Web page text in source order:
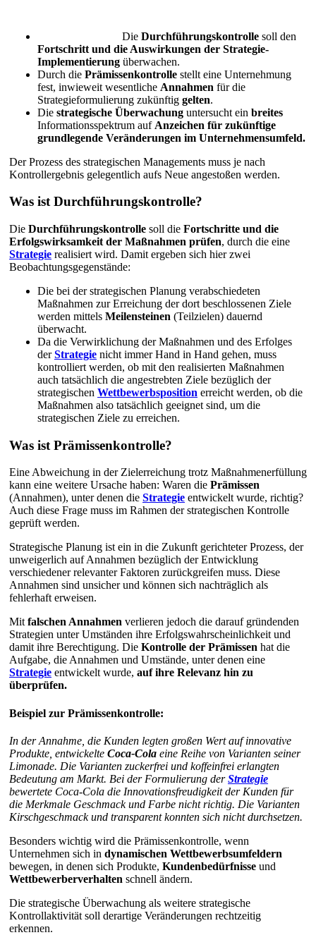
Die Durchführungskontrolle soll den
Fortschritt und die Auswirkungen der Strategie-
Implementierung überwachen.
Durch die Prämissenkontrolle stellt eine Unternehmung
fest, inwieweit wesentliche Annahmen für die
Strategieformulierung zukünftig gelten.
Die strategische Überwachung untersucht ein breites
Informationsspektrum auf Anzeichen für zukünftige
grundlegende Veränderungen im Unternehmensumfeld.
Der Prozess des strategischen Managements muss je nach
Kontrollergebnis gelegentlich aufs Neue angestoßen werden.
Was ist Durchführungskontrolle?
Die Durchführungskontrolle soll die Fortschritte und die
Erfolgswirksamkeit der Maßnahmen prüfen, durch die eine
Strategie realisiert wird. Damit ergeben sich hier zwei
Beobachtungsgegenstände:
Die bei der strategischen Planung verabschiedeten
Maßnahmen zur Erreichung der dort beschlossenen Ziele
werden mittels Meilensteinen (Teilzielen) dauernd
überwacht.
Da die Verwirklichung der Maßnahmen und des Erfolges
derStrategie nicht immer Hand in Hand gehen, muss
kontrolliert werden, ob mit den realisierten Maßnahmen
auch tatsächlich die angestrebten Ziele bezüglich der
strategischen Wettbewerbsposition erreicht werden, ob die
Maßnahmen also tatsächlich geeignet sind, um die
strategischen Ziele zu erreichen.
Was ist Prämissenkontrolle?
Eine Abweichung in der Zielerreichung trotz Maßnahmenerfüllung
kann eine weitere Ursache haben: Waren die Prämissen
(Annahmen), unter denen die Strategie entwickelt wurde, richtig?
Auch diese Frage muss im Rahmen der strategischen Kontrolle
geprüft werden.
Strategische Planung ist ein in die Zukunft gerichteter Prozess, der
unweigerlich auf Annahmen bezüglich der Entwicklung
verschiedener relevanter Faktoren zurückgreifen muss. Diese
Annahmen sind unsicher und können sich nachträglich als
fehlerhaft erweisen.
Mitfalschen Annahmen verlieren jedoch die darauf gründenden
Strategien unter Umständen ihre Erfolgswahrscheinlichkeit und
damit ihre Berechtigung. Die Kontrolle der Prämissen hat die
Aufgabe, die Annahmen und Umstände, unter denen eine
Strategie entwickelt wurde, auf ihre Relevanz hin zu
überprüfen.
Beispiel zur Prämissenkontrolle:
In der Annahme, die Kunden legten großen Wert auf innovative
Produkte, entwickelte Coca-Cola eine Reihe von Varianten seiner
Limonade. Die Varianten zuckerfrei und koffeinfrei erlangten
Bedeutung am Markt. Bei der Formulierung derStrategie
bewertete Coca-Cola die Innovationsfreudigkeit der Kunden für
die Merkmale Geschmack und Farbe nicht richtig. Die Varianten
Kirschgeschmack und transparent konnten sich nicht durchsetzen.
Besonders wichtig wird die Prämissenkontrolle, wenn
Unternehmen sich in dynamischen Wettbewerbsumfeldern
bewegen, in denen sich Produkte, Kundenbedürfnisse und
Wettbewerberverhalten schnell ändern.
Die strategische Überwachung als weitere strategische
Kontrollaktivität soll derartige Veränderungen rechtzeitig
erkennen.